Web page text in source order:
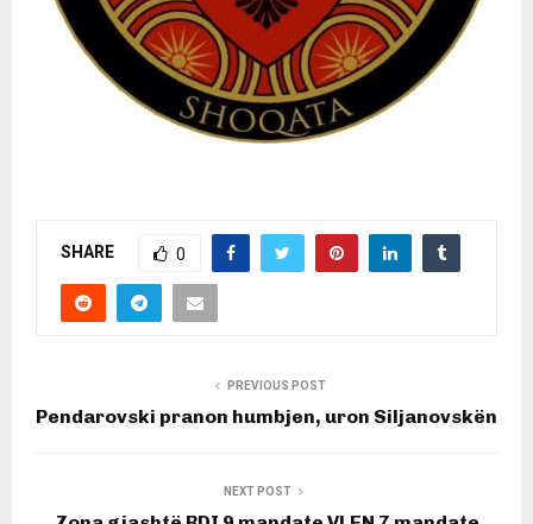
SHARE 0
PREVIOUS POST
Pendarovski pranon humbjen, uron Siljanovskën
NEXT POST